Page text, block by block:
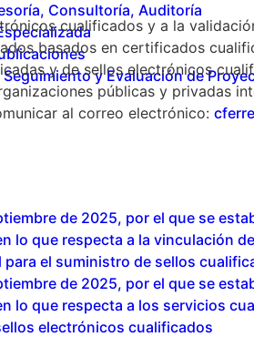
Consultoría, Auditoría
y Evaluación de
cualificados y a la
basados en certificados
y de sellos electrónicos
públicas y privadas
al correo electrónico:
de 2025, por el que se
lo que respecta a la vinculación
el suministro de sellos
de 2025, por el que se
lo que respecta a los servicios
electrónicos cualificados